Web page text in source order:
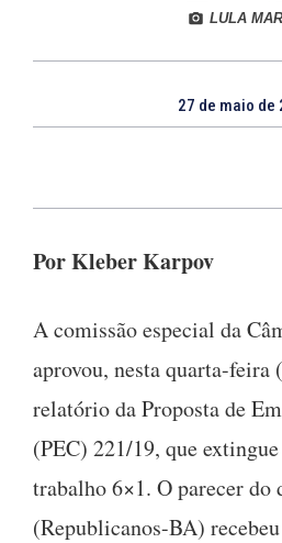
LULA
27 de maio de
Por Kleber Karpov
A comissão especial da
aprovou, nesta quarta-
relatório da Proposta de
(PEC) 221/19, que
trabalho 6×1. O parecer do
(Republicanos-BA)